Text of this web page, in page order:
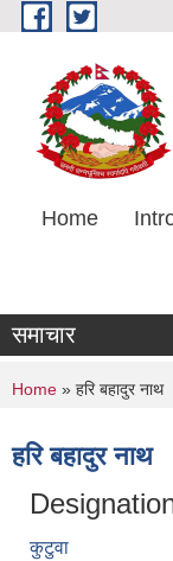
Skip to main content
Home
समाचार
You are
Home » हरि बहादुर नाथ
हरि बहादुर नाथ
कुटुवा